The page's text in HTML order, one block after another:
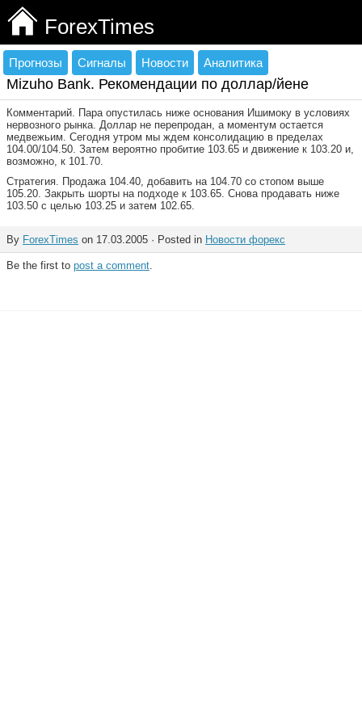
ForexTimes
Прогнозы Сигналы Новости Аналитика
Mizuho Bank. Рекомендации по доллар/йене
Комментарий. Пара опустилась ниже основания Ишимоку в условиях
нервозного рынка. Доллар не перепродан, а моментум остается
медвежьим. Сегодня утром мы ждем консолидацию в пределах
104.00/104.50. Затем вероятно пробитие 103.65 и движение к 103.20 и,
возможно, к 101.70.
Стратегия. Продажа 104.40, добавить на 104.70 со стопом выше
105.20. Закрыть шорты на подходе к 103.65. Снова продавать ниже
103.50 с целью 103.25 и затем 102.65.
By ForexTimes on 17.03.2005 · Posted in Новости форекс
Be the first to post a comment.